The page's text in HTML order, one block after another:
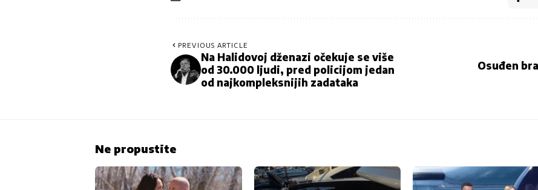
PREVIOUS ARTICLE
Na Halidovoj dženazi očekuje se više
od 30.000 ljudi, pred policijom jedan
od najkompleksnijih zadataka
Osuđen
Ne propustite